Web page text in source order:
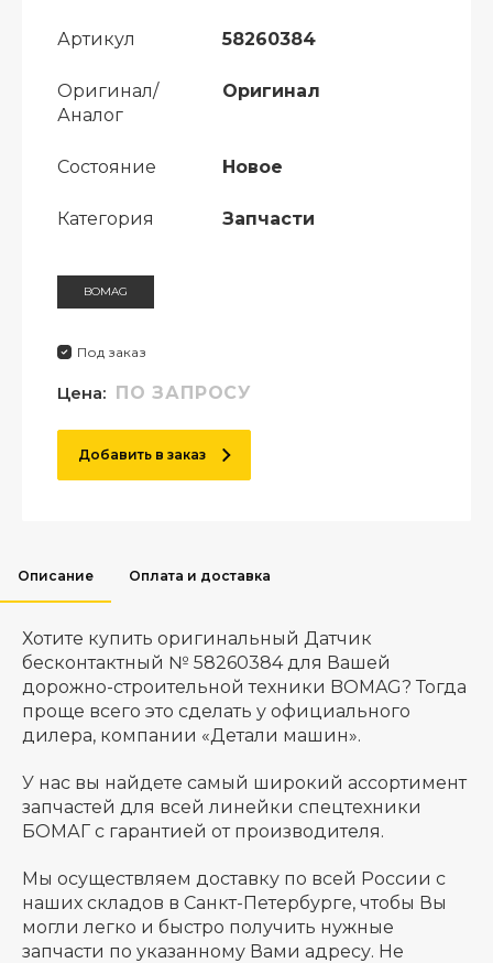
Артикул 58260384
Оригинал/
Аналог
Оригинал
Состояние Новое
Категория Запчасти
BOMAG
Под заказ
Цена: ПО ЗАПРОСУ
Добавить в заказ
Описание Оплата и доставка
Хотите купить оригинальный Датчик
бесконтактный № 58260384 для Вашей
дорожно-строительной техники BOMAG? Тогда
проще всего это сделать у официального
дилера, компании «Детали машин».
У нас вы найдете самый широкий ассортимент
запчастей для всей линейки спецтехники
БОМАГ с гарантией от производителя.
Мы осуществляем доставку по всей России с
наших складов в Санкт-Петербурге, чтобы Вы
могли легко и быстро получить нужные
запчасти по указанному Вами адресу. Не